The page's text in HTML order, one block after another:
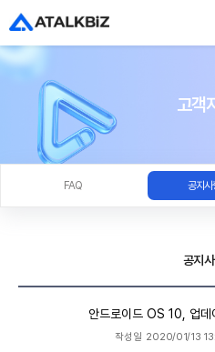
고객
FAQ 공지사
공지
안드로이드 OS 10, 업데
작성일 2020/01/13